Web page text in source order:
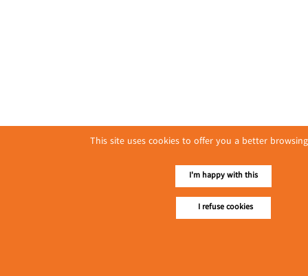
This site uses cookies to offer you a better
I'm happy with this
I refuse cookies